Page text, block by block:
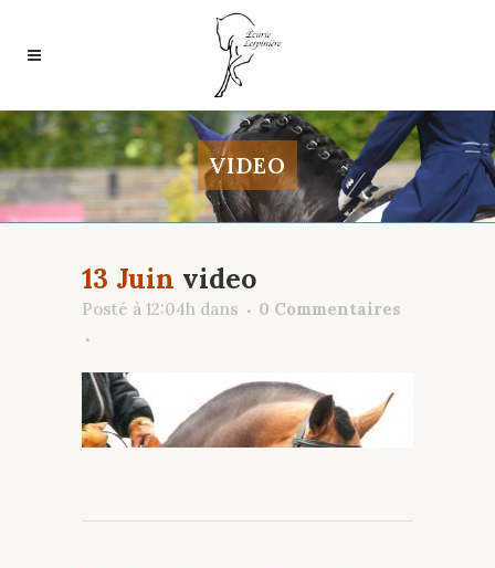
VIDEO
13 Juin video
Posté à 12:04h dans 0 Commentaires